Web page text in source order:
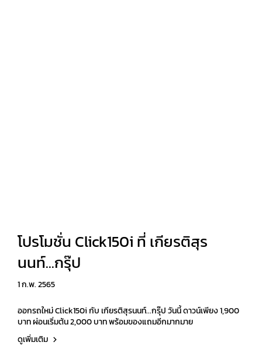
โปรโมชั่น Click150i ที่ เกียรติสุร
นนท์...กรุ๊ป
1 ก.พ. 2565
ออกรถใหม่ Click150i กับ เกียรติสุรนนท์...กรุ๊ป วันนี้ ดาวน์เพียง 1,900
บาท ผ่อนเริ่มต้น 2,000 บาท พร้อมของแถมอีกมากมาย
ดูเพิ่มเติม